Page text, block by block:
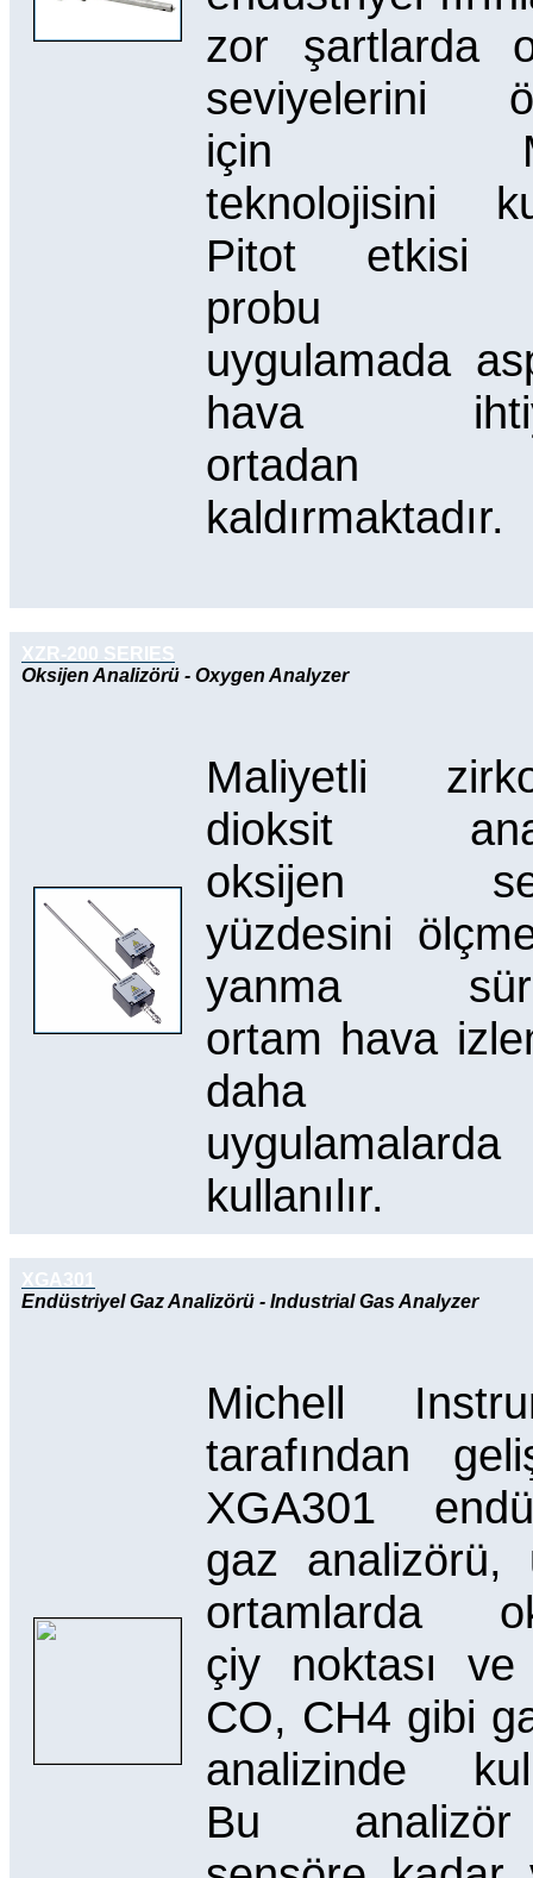
zor şartlarda
seviyelerini
için
teknolojisini
Pitot etkisi
probu
uygulamada
hava
ortadan
kaldırmaktadır.
XZR-200 SERIES
Oksijen Analizörü - Oxygen Analyzer
Maliyetli
dioksit
oksijen
yüzdesini
yanma
ortam hava
daha
uygulamalarda
kullanılır.
XGA301
Endüstriyel Gaz Analizörü - Industrial Gas Analyzer
Michell
tarafından
XGA301
gaz analizörü,
ortamlarda
çiy noktası
CO, CH4 gibi
analizinde
Bu